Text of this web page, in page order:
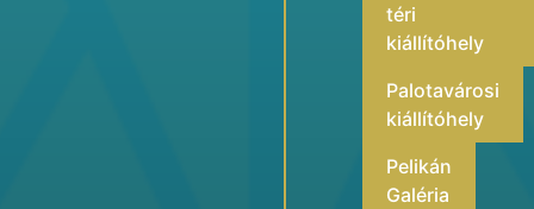
téri
kiállítóhely
Palotavárosi
kiállítóhely
Pelikán
Galéria